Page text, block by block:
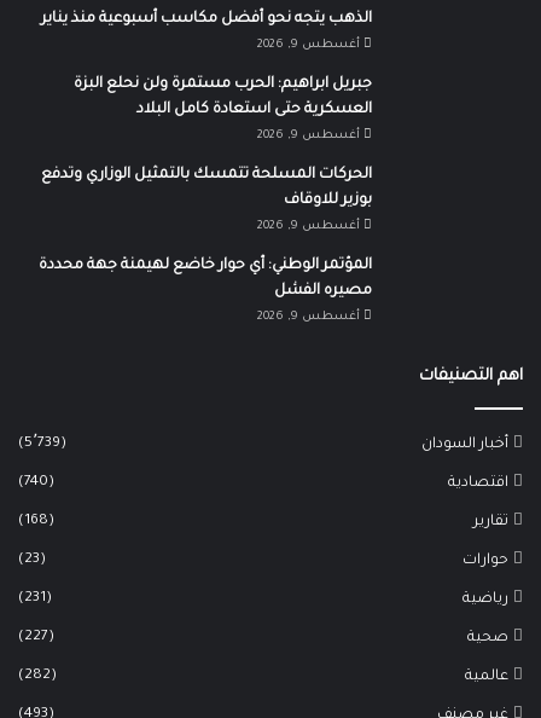
الذهب يتجه نحو أفضل مكاسب أسبوعية منذ يناير
أغسطس 9, 2026
جبريل ابراهيم: الحرب مستمرة ولن نحلع البزة
العسكرية حتى استعادة كامل البلاد
أغسطس 9, 2026
الحركات المسلحة تتمسك بالتمثيل الوزاري وتدفع
بوزير للاوقاف
أغسطس 9, 2026
المؤتمر الوطني: أي حوار خاضع لهيمنة جهة محددة
مصيره الفشل
أغسطس 9, 2026
اهم التصنيفات
أخبار السودان (5٬739)
اقتصادية (740)
تقارير (168)
حوارات (23)
رياضية (231)
صحية (227)
عالمية (282)